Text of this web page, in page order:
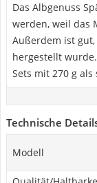
Das Albgenuss
werden, weil das
Außerdem ist
hergestellt
Sets mit 270 g
Technische
Modell